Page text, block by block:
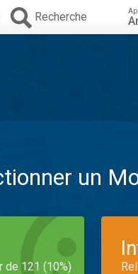
Recherche
un
de 121 (10%)